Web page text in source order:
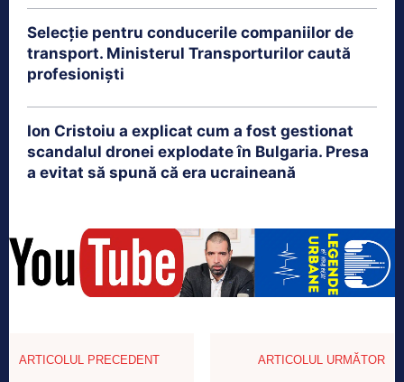
Selecție pentru conducerile companiilor de
transport. Ministerul Transporturilor caută
profesioniști
Ion Cristoiu a explicat cum a fost gestionat
scandalul dronei explodate în Bulgaria. Presa
a evitat să spună că era ucraineană
ARTICOLUL PRECEDENT ARTICOLUL URMĂTOR